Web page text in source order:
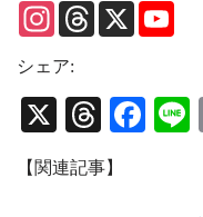
I
t
g
a
T
d
X
b
e
C
シェア:
X
T
hr
ea
Fa
【関連記事】